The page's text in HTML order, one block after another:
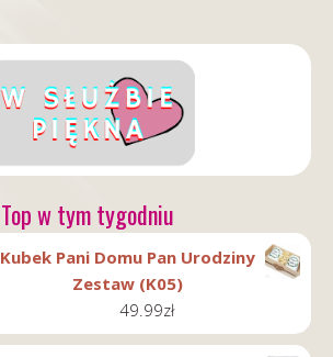
Top w tym tygodniu
Kubek Pani Domu Pan Urodziny
Zestaw (K05)
49.99zł